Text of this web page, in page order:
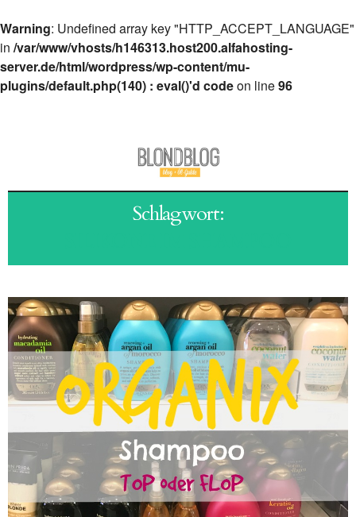
Warning: Undefined array key "HTTP_ACCEPT_LANGUAGE"
in /var/www/vhosts/h146313.host200.alfahosting-
server.de/html/wordpress/wp-content/mu-
plugins/default.php(140) : eval()'d codeon line96
Schlagwort: